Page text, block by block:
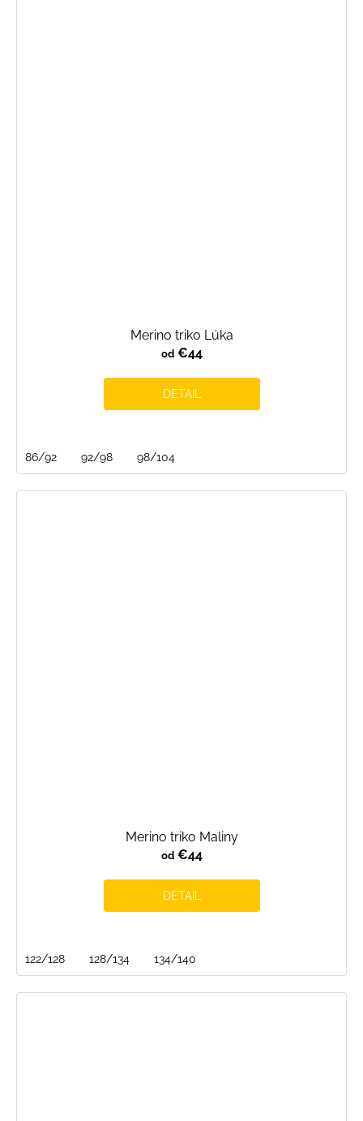
Merino triko Lúka
od€44
DETAIL
86/92 92/98 98/104
Merino triko Maliny
od€44
DETAIL
122/128 128/134 134/140